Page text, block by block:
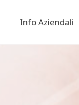
Info Aziendali